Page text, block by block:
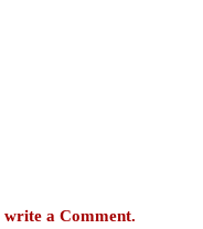
a Comment.